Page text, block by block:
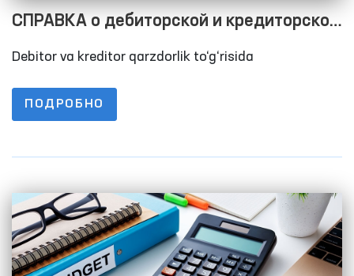
СПРАВКА о дебиторской и кредиторской
задолженностях по состоянию на
Debitor va kreditor qarzdorlik to‘g‘risida
ПОДРОБНО